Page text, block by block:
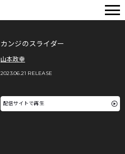
カンジのスライダー
山本政幸
2023.06.21 RELEASE
配信サイトで再生